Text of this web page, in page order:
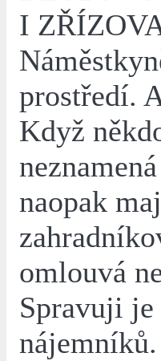
I
prostředí.
Když
naopak
omlouvá
Spravuji
nájemníků.